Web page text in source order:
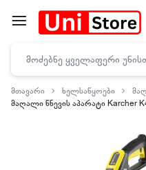
მთავარი ხელსაწყოები
მაღალი წნევის აპარატი Karcher